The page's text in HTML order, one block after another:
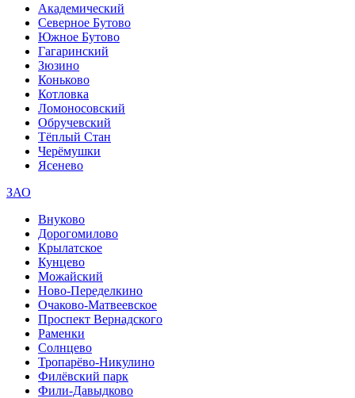
Академический
Северное Бутово
Южное Бутово
Гагаринский
Зюзино
Коньково
Котловка
Ломоносовский
Обручевский
Тёплый Стан
Черёмушки
Ясенево
ЗАО
Внуково
Дорогомилово
Крылатское
Кунцево
Можайский
Ново-Переделкино
Очаково-Матвеевское
Проспект Вернадского
Раменки
Солнцево
Тропарёво-Никулино
Филёвский парк
Фили-Давыдково